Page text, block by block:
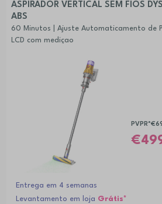
ASPIRADOR VERTICAL SEM FIOS
ABS
60 Minutos | Ajuste Automaticamento de
LCD com mediçao
PVPR*
Entrega em 4 semanas
Levantamento em loja Grátis*